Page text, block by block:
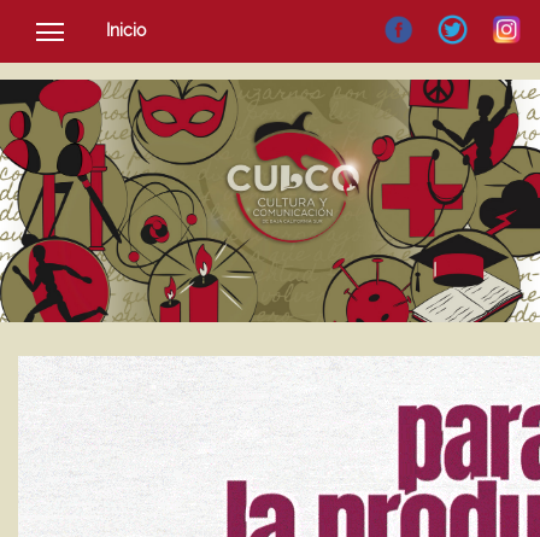
Inicio
SOCIEDAD
CULTURA
NOTICIAS